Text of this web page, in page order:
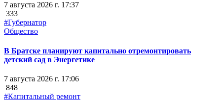
7 августа 2026 г. 17:37
333
#Губернатор
Общество
В Братске планируют капитально отремонтировать
детский сад в Энергетике
7 августа 2026 г. 17:06
848
#Капитальный ремонт